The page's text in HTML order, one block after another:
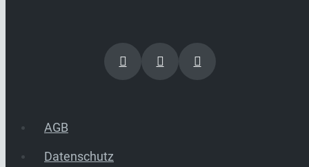
AGB
Datenschutz